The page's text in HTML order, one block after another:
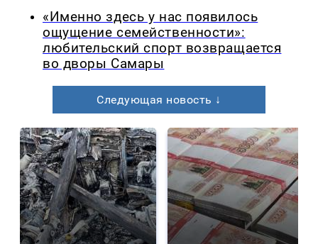
«Именно здесь у нас появилось
ощущение семейственности»:
любительский спорт возвращается
во дворы Самары
Следующая новость ↓